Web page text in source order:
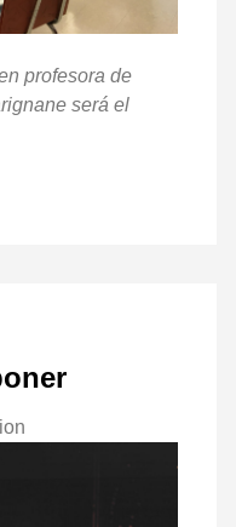
profesora de
será el